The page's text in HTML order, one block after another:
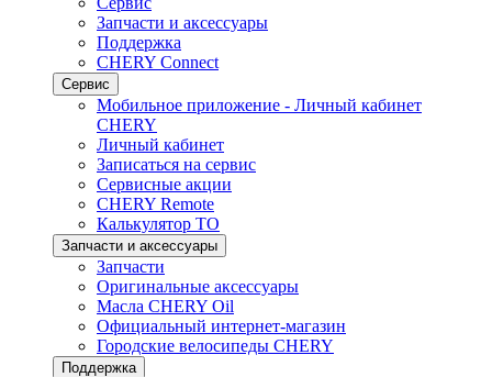
Запчасти и аксессуары
Поддержка
CHERY Connect
Сервис
Мобильное приложение - Личный кабинет
CHERY
Личный кабинет
Записаться на сервис
Сервисные акции
CHERY Remote
Калькулятор ТО
Запчасти и аксессуары
Запчасти
Оригинальные аксессуары
Масла CHERY Oil
Официальный интернет-магазин
Городские велосипеды CHERY
Поддержка